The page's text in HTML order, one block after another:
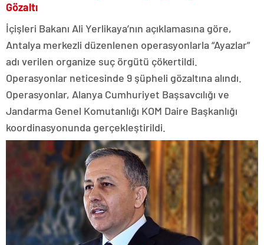
Gözaltı
İçişleri Bakanı Ali Yerlikaya’nın açıklamasına göre,
Antalya merkezli düzenlenen operasyonlarla “Ayazlar”
adı verilen organize suç örgütü çökertildi.
Operasyonlar neticesinde 9 şüpheli gözaltına alındı.
Operasyonlar, Alanya Cumhuriyet Başsavcılığı ve
Jandarma Genel Komutanlığı KOM Daire Başkanlığı
koordinasyonunda gerçekleştirildi.